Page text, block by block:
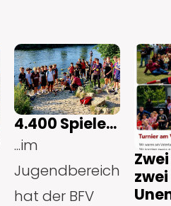
4.400 Spiele...
...im
Jugendbereich
hat der BFV
zwei